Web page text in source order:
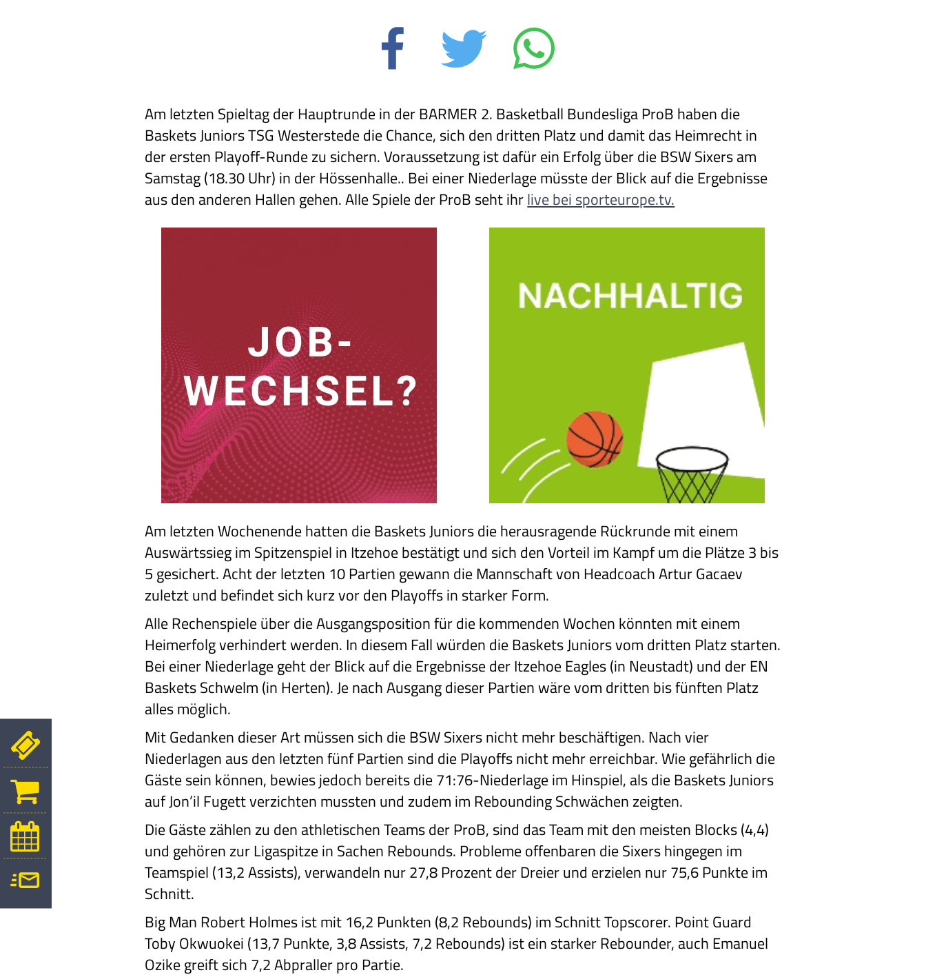
Am letzten Spieltag der Hauptrunde in der BARMER 2. Basketball Bundesliga ProB haben die
Baskets Juniors TSG Westerstede die Chance, sich den dritten Platz und damit das Heimrecht in
der ersten Playoff-Runde zu sichern. Voraussetzung ist dafür ein Erfolg über die BSW Sixers am
Samstag (18.30 Uhr) in der Hössenhalle.. Bei einer Niederlage müsste der Blick auf die Ergebnisse
aus den anderen Hallen gehen. Alle Spiele der ProB seht ihrlive bei sporteurope.tv.
Am letzten Wochenende hatten die Baskets Juniors die herausragende Rückrunde mit einem
Auswärtssieg im Spitzenspiel in Itzehoe bestätigt und sich den Vorteil im Kampf um die Plätze 3 bis
5 gesichert. Acht der letzten 10 Partien gewann die Mannschaft von Headcoach Artur Gacaev
zuletzt und befindet sich kurz vor den Playoffs in starker Form.
Alle Rechenspiele über die Ausgangsposition für die kommenden Wochen könnten mit einem
Heimerfolg verhindert werden. In diesem Fall würden die Baskets Juniors vom dritten Platz starten.
Bei einer Niederlage geht der Blick auf die Ergebnisse der Itzehoe Eagles (in Neustadt) und der EN
Baskets Schwelm (in Herten). Je nach Ausgang dieser Partien wäre vom dritten bis fünften Platz
alles möglich.
Mit Gedanken dieser Art müssen sich die BSW Sixers nicht mehr beschäftigen. Nach vier
Niederlagen aus den letzten fünf Partien sind die Playoffs nicht mehr erreichbar. Wie gefährlich die
Gäste sein können, bewies jedoch bereits die 71:76-Niederlage im Hinspiel, als die Baskets Juniors
auf Jon’il Fugett verzichten mussten und zudem im Rebounding Schwächen zeigten.
Die Gäste zählen zu den athletischen Teams der ProB, sind das Team mit den meisten Blocks (4,4)
und gehören zur Ligaspitze in Sachen Rebounds. Probleme offenbaren die Sixers hingegen im
Teamspiel (13,2 Assists), verwandeln nur 27,8 Prozent der Dreier und erzielen nur 75,6 Punkte im
Schnitt.
Big Man Robert Holmes ist mit 16,2 Punkten (8,2 Rebounds) im Schnitt Topscorer. Point Guard
Toby Okwuokei (13,7 Punkte, 3,8 Assists, 7,2 Rebounds) ist ein starker Rebounder, auch Emanuel
Ozike greift sich 7,2 Abpraller pro Partie.